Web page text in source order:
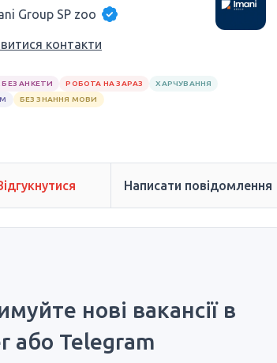
Group SP zoo
контакти
БЕЗ АНКЕТИ РОБОТА НА ЗАРАЗ
ХАРЧУВАННЯ
БЕЗ ЗНАННЯ МОВИ
Написати повідомлення
нові вакансії в
або Telegram